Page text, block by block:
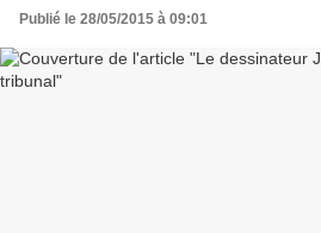
Publié le 28/05/2015 à 09:01